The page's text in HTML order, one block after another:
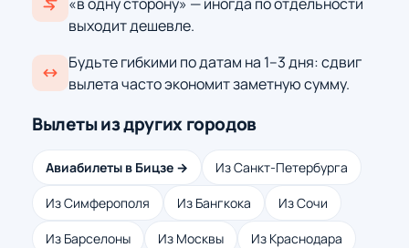
выходит дешевле.
Будьте гибкими по датам на 1–3 дня: сдвиг
вылета часто экономит заметную сумму.
Вылеты из других городов
Авиабилеты в Бицзе → Из Санкт-Петербурга
Из Симферополя Из Бангкока Из Сочи
Из Барселоны Из Москвы Из Краснодара